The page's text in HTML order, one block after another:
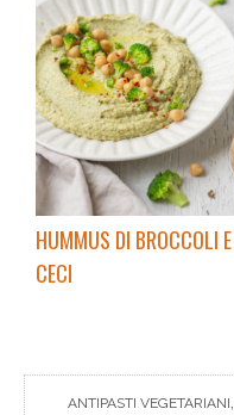
HUMMUS DI BROCCOLI E
CECI
ANTIPASTI VEGETARIANI,